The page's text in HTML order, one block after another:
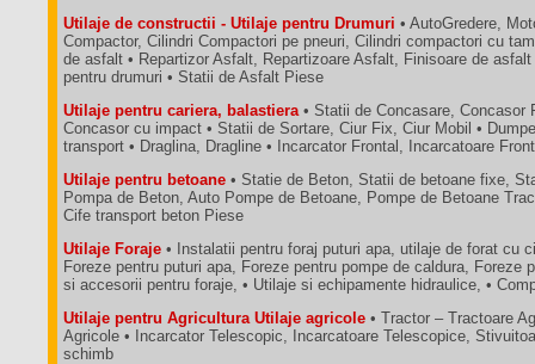
Utilaje de constructii - Utilaje pentru Drumuri • AutoGredere,
Compactor, Cilindri Compactori pe pneuri, Cilindri compactori cu
de asfalt • Repartizor Asfalt, Repartizoare Asfalt, Finisoare de
pentru drumuri • Statii de Asfalt Piese
Utilaje pentru cariera, balastiera • Statii de Concasare, Concasor
Concasor cu impact • Statii de Sortare, Ciur Fix, Ciur Mobil •
transport • Draglina, Dragline • Incarcator Frontal, Incarcatoare
Utilaje pentru betoane • Statie de Beton, Statii de betoane fixe,
Pompa de Beton, Auto Pompe de Betoane, Pompe de Betoane
Cife transport beton Piese
Utilaje Foraje • Instalatii pentru foraj puturi apa, utilaje de forat cu
Foreze pentru puturi apa, Foreze pentru pompe de caldura, Foreze
si accesorii pentru foraje, • Utilaje si echipamente hidraulice, •
Utilaje pentru Agricultura Utilaje agricole • Tractor – Tractoare
Agricole • Incarcator Telescopic, Incarcatoare Telescopice,
schimb